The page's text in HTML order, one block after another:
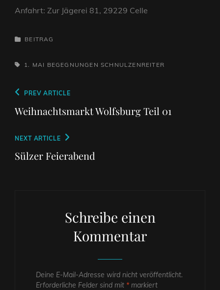
Anfahrt: Zur Jägerei 81, 29229 Celle
CATEGORIES
BEITRAG
TAGS,1. MAI BEGEGNUNGEN SCHNULZENREITER
Beitragsnavigation
Previous
Post
PREV ARTICLE
Weihnachtsmarkt Wolfsburg Teil 01
Next
Post
NEXT ARTICLE
Sülzer Feierabend
Schreibe einen
Kommentar
Deine E-Mail-Adresse wird nicht veröffentlicht.
Erforderliche Felder sind mit * markiert